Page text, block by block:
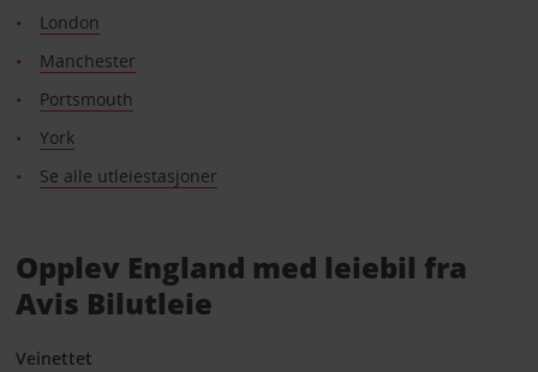
London
Manchester
Portsmouth
York
Se alle utleiestasjoner
Opplev England med leiebil fra
Avis Bilutleie
Veinettet